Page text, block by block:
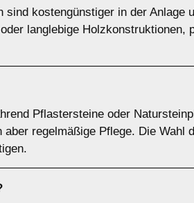
kostengünstiger in der Anlage
langlebige Holzkonstruktionen,
Pflastersteine oder
regelmäßige Pflege. Die Wahl